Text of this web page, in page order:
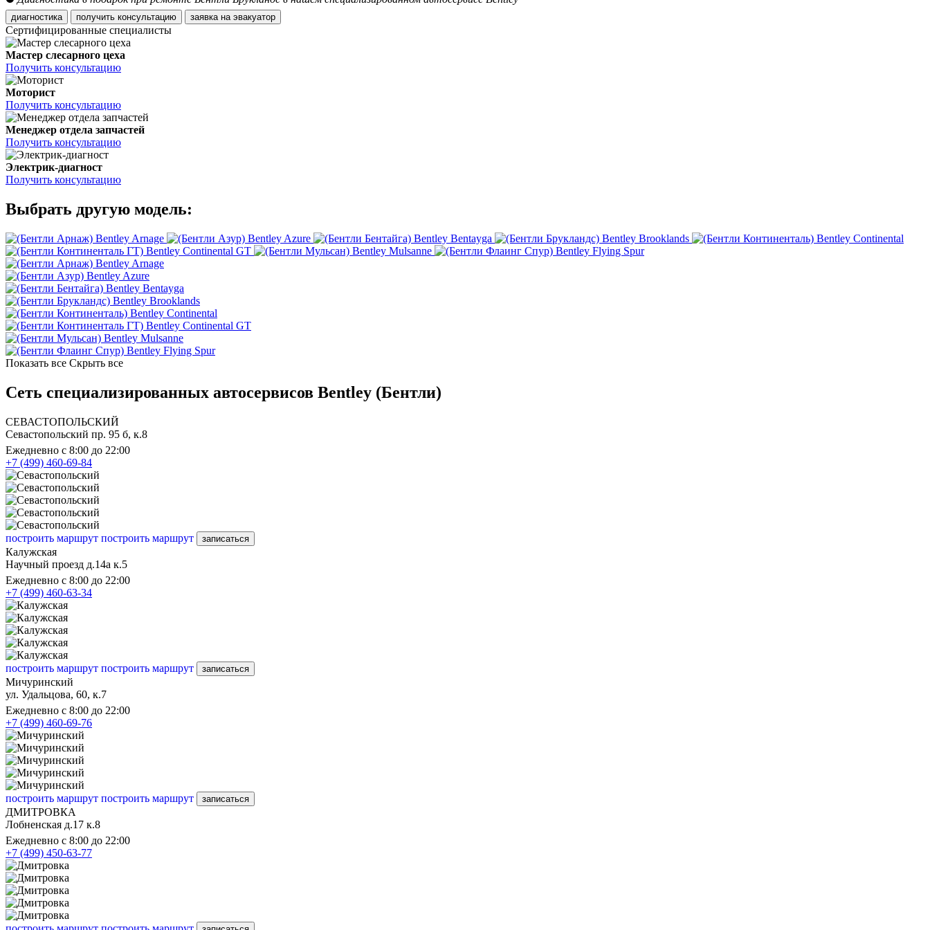
диагностика получить консультацию заявка на эвакуатор
Сертифицированные специалисты
Мастер слесарного цеха
Получить консультацию
Моторист
Получить консультацию
Менеджер отдела запчастей
Получить консультацию
Электрик-диагност
Получить консультацию
Выбрать другую модель:
Bentley Arnage Bentley Azure Bentley Bentayga Bentley Brooklands
Bentley Continental
Bentley Continental GT
Bentley Mulsanne
Bentley Flying Spur
Bentley Arnage
Bentley Azure
Bentley Bentayga
Bentley Brooklands
Bentley Continental
Bentley Continental GT
Bentley Mulsanne
Bentley Flying Spur
Показать все Скрыть все
Сеть специализированных автосервисов Bentley (Бентли)
СЕВАСТОПОЛЬСКИЙ
Севастопольский пр. 95 б, к.8
Ежедневно с 8:00 до 22:00
+7 (499) 460-69-84
построить маршрут построить маршрут записаться
Калужская
Научный проезд д.14а к.5
Ежедневно с 8:00 до 22:00
+7 (499) 460-63-34
построить маршрут построить маршрут записаться
Мичуринский
ул. Удальцова, 60, к.7
Ежедневно с 8:00 до 22:00
+7 (499) 460-69-76
построить маршрут построить маршрут записаться
ДМИТРОВКА
Лобненская д.17 к.8
Ежедневно с 8:00 до 22:00
+7 (499) 450-63-77